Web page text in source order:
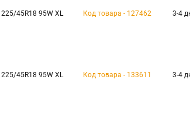
225/45R18 95W XL Код товара - 127462 3-4
225/45R18 95W XL Код товара - 133611 3-4